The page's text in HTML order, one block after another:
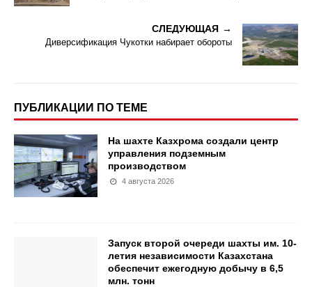
СЛЕДУЮЩАЯ
Диверсификация Чукотки набирает обороты
ПУБЛИКАЦИИ ПО ТЕМЕ
На шахте Казхрома создали центр
управления подземным
производством
4 августа 2026
Запуск второй очереди шахты им. 10-
летия независимости Казахстана
обеспечит ежегодную добычу в 6,5
млн. тонн